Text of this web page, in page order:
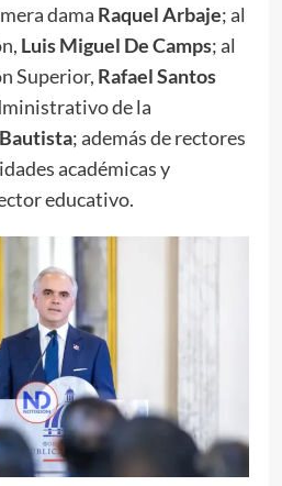
dama Raquel Arbaje; al
Luis Miguel De Camps; al
Superior, Rafael Santos
de la
; además de rectores
académicas y
educativo.